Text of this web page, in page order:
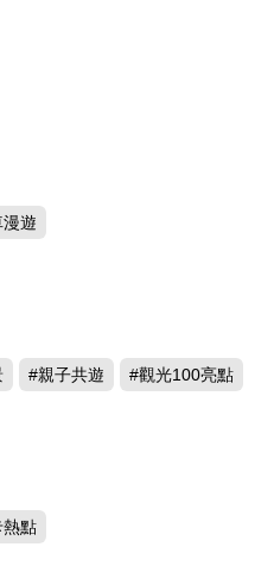
遊
#親子共遊 #觀光100亮點
熱點